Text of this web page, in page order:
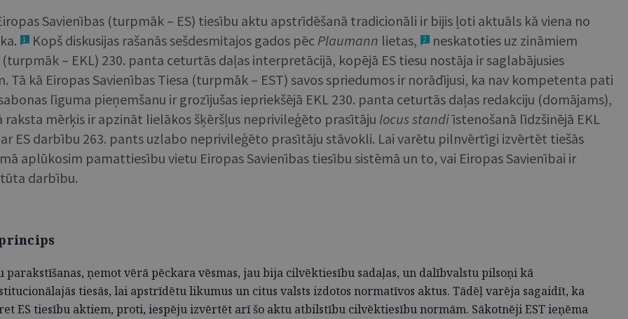
Savienības (turpmāk – ES) tiesību aktu apstrīdēšanā tradicionāli ir bijis ļoti aktuāls kā viena no
1 Kopš diskusijas rašanās sešdesmitajos gados pēc Plaumann lietas, 2
neskatoties uz zināmiem
– EKL) 230. panta ceturtās daļas interpretācijā, kopējā ES tiesu nostāja ir saglabājusies
kā Eiropas Savienības Tiesa (turpmāk – EST) savos spriedumos ir norādījusi, ka nav kompetenta pati
līguma pieņemšanu ir grozījušas iepriekšējā EKL 230. panta ceturtās daļas redakciju (domājams),
mērķis ir apzināt lielākos šķēršļus neprivileģēto prasītāju locus standiīstenošanā līdzšinējā EKL
ES darbību 263. pants uzlabo neprivileģēto prasītāju stāvokli. Lai varētu pilnvērtīgi izvērtēt tiešās
aplūkosim pamattiesību vietu Eiropas Savienības tiesību sistēmā un to, vai Eiropas Savienībai ir
darbību.
ņemot vērā pēckara vēsmas, jau bija cilvēktiesību sadaļas, un dalībvalstu pilsoņi kā
tiesās, lai apstrīdētu likumus un citus valsts izdotos normatīvos aktus. Tādēļ varēja sagaidīt, ka
ES tiesību aktiem, proti, iespēju izvērtēt arī šo aktu atbilstību cilvēktiesību normām. Sākotnēji EST ieņēma